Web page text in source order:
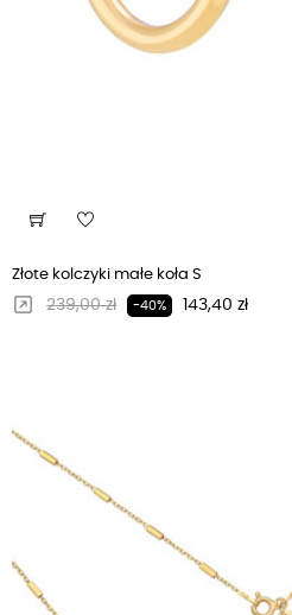
Złote kolczyki małe koła S
Regularna cena
239,00 zł -40% Cena
143,40 zł